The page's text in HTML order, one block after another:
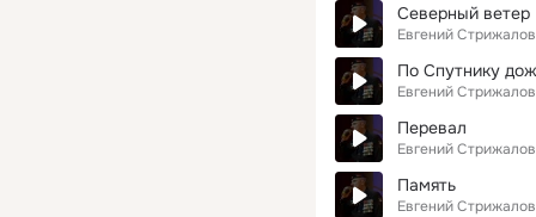
Северный ветер
Евгений Стрижалов
По Спутнику
Евгений Стрижалов
Перевал
Евгений Стрижалов
Память
Евгений Стрижалов